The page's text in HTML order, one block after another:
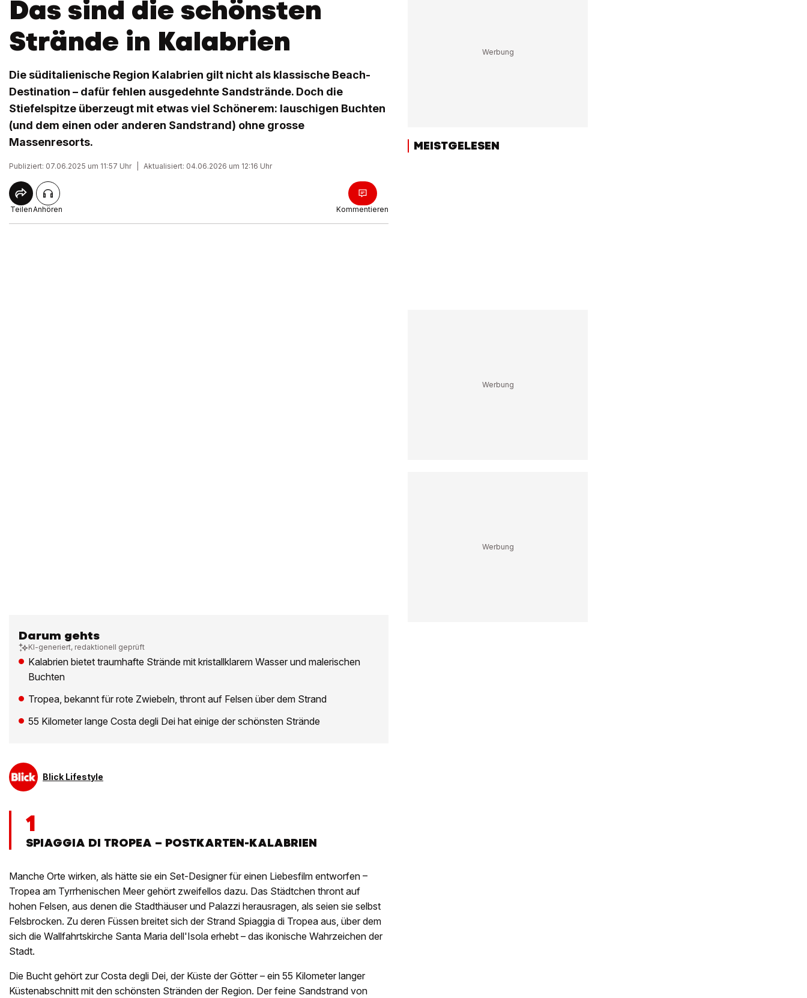
Das sind die schönsten
Strände in Kalabrien
Die süditalienische Region Kalabrien gilt nicht als klassische Beach-
Destination – dafür fehlen ausgedehnte Sandstrände. Doch die
Stiefelspitze überzeugt mit etwas viel Schönerem: lauschigen Buchten
(und dem einen oder anderen Sandstrand) ohne grosse
Massenresorts.
Publiziert: 07.06.2025 um 11:57 Uhr Aktualisiert: 04.06.2026 um 12:16 Uhr
TeilenAnhören Kommentieren
Darum gehts
KI-generiert, redaktionell geprüft
Kalabrien bietet traumhafte Strände mit kristallklarem Wasser und malerischen
Buchten
Tropea, bekannt für rote Zwiebeln, thront auf Felsen über dem Strand
55 Kilometer lange Costa degli Dei hat einige der schönsten Strände
Blick Lifestyle
1
SPIAGGIA DI TROPEA – POSTKARTEN-KALABRIEN
Manche Orte wirken, als hätte sie ein Set-Designer für einen Liebesfilm entworfen –
Tropea am Tyrrhenischen Meer gehört zweifellos dazu. Das Städtchen thront auf
hohen Felsen, aus denen die Stadthäuser und Palazzi herausragen, als seien sie selbst
Felsbrocken. Zu deren Füssen breitet sich der Strand Spiaggia di Tropea aus, über dem
sich die Wallfahrtskirche Santa Maria dell'Isola erhebt – das ikonische Wahrzeichen der
Stadt.
Die Bucht gehört zur Costa degli Dei, der Küste der Götter – ein 55 Kilometer langer
Küstenabschnitt mit den schönsten Stränden der Region. Der feine Sandstrand von
MEISTGELESEN